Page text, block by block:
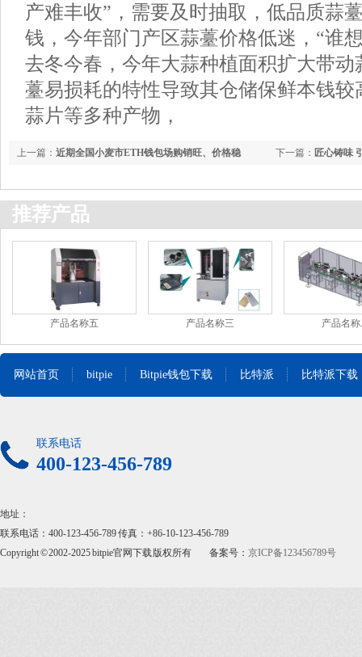
产难丰收”，需要及时抽取，低品质蒜
钱，今年部门产区蒜薹价格低迷，“谁
去冬今春，今年大蒜种植面积扩大带动
薹易损耗的特性导致其仓储保鲜本钱较
蒜片等多种产物，
下一篇： 匠心铸味
上一篇： 近期全国小麦市ETH钱包场购销旺、价格稳
推荐产品
产品名称五 产品名称三 产品名
网站首页 bitpie Bitpie钱包下载 比特派 比特派下载
联系电话
400-123-456-789
地址：
联系电话：400-123-456-789 传真：+86-10-123-456-789
Copyright © 2002-2025 bitpie官网下载 版权所有
备案号： 京ICP备123456789号